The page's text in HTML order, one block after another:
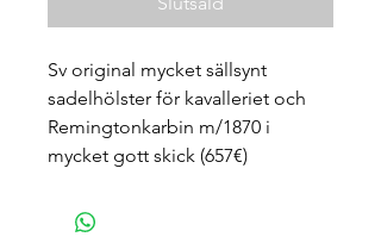
Sv original mycket sällsynt
sadelhölster för kavalleriet och
Remingtonkarbin m/1870 i
mycket gott skick (657€)